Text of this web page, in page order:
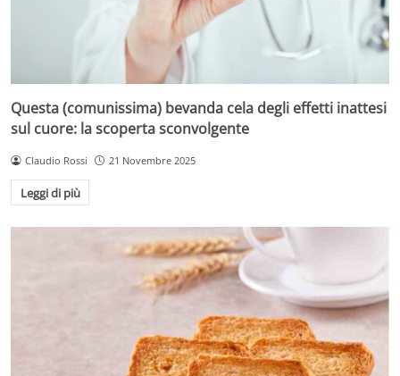
Questa (comunissima) bevanda cela degli effetti inattesi
sul cuore: la scoperta sconvolgente
Claudio Rossi 21 Novembre 2025
Leggi di più